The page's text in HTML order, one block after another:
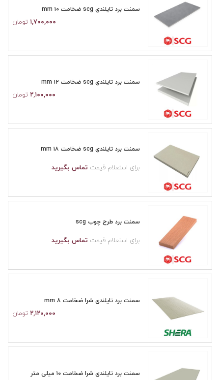
سمنت برد تایلندی scg ضخامت ۱۰ mm
۱,۷۰۰,۰۰۰ تومان
سمنت برد تایلندی scg ضخامت ۱۲ mm
۲,۱۰۰,۰۰۰ تومان
سمنت برد تایلندی scg ضخامت ۱۸ mm
برای استعلام قیمت تماس بگیرید
سمنت برد طرح چوب scg
برای استعلام قیمت تماس بگیرید
سمنت برد تایلندی شرا ضخامت ۸ mm
۲,۱۲۰,۰۰۰ تومان
سمنت برد تایلندی شرا ضخامت ۱۰ میلی متر